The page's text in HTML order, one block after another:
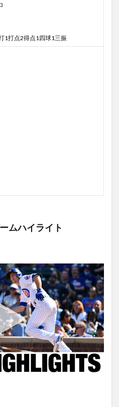
1打点2得点1四球1三振
ムハイライト